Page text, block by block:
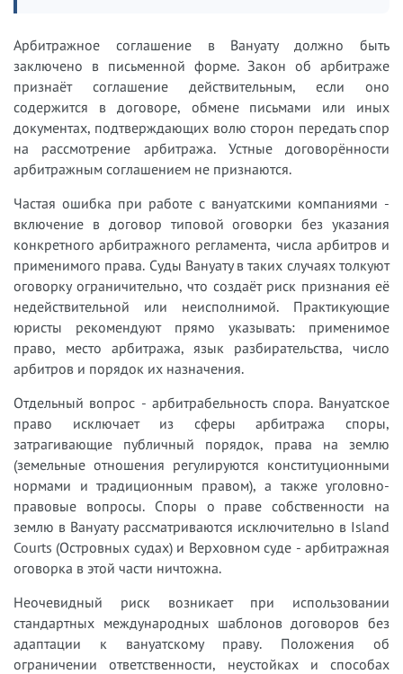
Арбитражное соглашение в Вануату должно быть
заключено в письменной форме. Закон об арбитраже
признаёт соглашение действительным, если оно
содержится в договоре, обмене письмами или иных
документах, подтверждающих волю сторон передать спор
на рассмотрение арбитража. Устные договорённости
арбитражным соглашением не признаются.
Частая ошибка при работе с вануатскими компаниями -
включение в договор типовой оговорки без указания
конкретного арбитражного регламента, числа арбитров и
применимого права. Суды Вануату в таких случаях толкуют
оговорку ограничительно, что создаёт риск признания её
недействительной или неисполнимой. Практикующие
юристы рекомендуют прямо указывать: применимое
право, место арбитража, язык разбирательства, число
арбитров и порядок их назначения.
Отдельный вопрос - арбитрабельность спора. Вануатское
право исключает из сферы арбитража споры,
затрагивающие публичный порядок, права на землю
(земельные отношения регулируются конституционными
нормами и традиционным правом), а также уголовно-
правовые вопросы. Споры о праве собственности на
землю в Вануату рассматриваются исключительно в Island
Courts (Островных судах) и Верховном суде - арбитражная
оговорка в этой части ничтожна.
Неочевидный риск возникает при использовании
стандартных международных шаблонов договоров без
адаптации к вануатскому праву. Положения об
ограничении ответственности, неустойках и способах